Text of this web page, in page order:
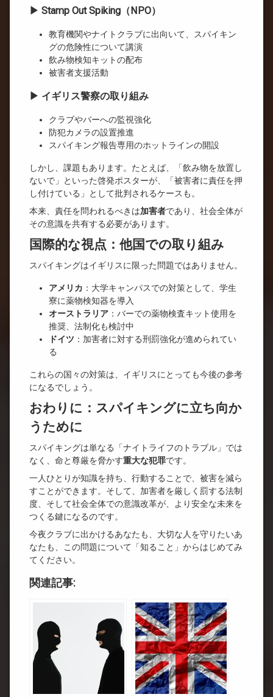
▶ Stamp Out Spiking（NPO）
教育機関やナイトクラブに出向いて、スパイキン
グの危険性について講演
飲み物検知キットの配布
被害者支援活動
▶ イギリス警察の取り組み
クラブやバーへの監視強化
防犯カメラの設置推進
スパイキング報告専用のホットラインの開設
しかし、課題もあります。たとえば、「飲み物を放置し
ないで」といった啓発ポスターが、「被害者に責任を押
し付けている」として批判されるケースも。
本来、責任を問われるべきは加害者であり、社会全体が
その意識を共有する必要があります。
国際的な視点：他国での取り組み
スパイキングはイギリスに限った問題ではありません。
アメリカ ：大学キャンパスでの対策として、学生
寮に薬物検知器を導入
オーストラリア ：バーでの薬物検査キット使用を
推奨、法制化も検討中
ドイツ ：加害者に対する刑罰強化が進められてい
る
これらの国々の対策は、イギリスにとっても今後の参考
になるでしょう。
おわりに：スパイキングに立ち向か
うために
スパイキングは単なる「ナイトライフのトラブル」では
なく、命と尊厳を脅かす重大な犯罪です。
一人ひとりが知識を持ち、行動することで、被害を減ら
すことができます。そして、加害者を厳しく罰する法制
度、そして社会全体での意識改革が、より安全な未来を
つくる鍵になるのです。
今夜クラブに出かけるあなたも、大切な人を守りたいあ
なたも、この問題について「知ること」からはじめてみ
てください。
関連記事: